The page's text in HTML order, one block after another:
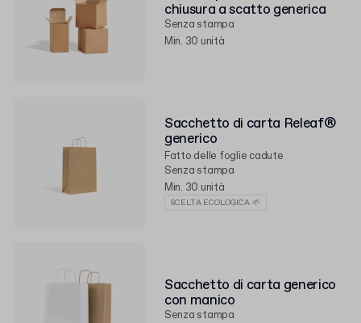
chiusura a scatto generica
Senza stampa
Min. 30 unità
Sacchetto di carta Releaf®
generico
Fatto delle foglie cadute
Senza stampa
Min. 30 unità
SCELTA ECOLOGICA 🌱
Sacchetto di carta generico
con manico
Senza stampa